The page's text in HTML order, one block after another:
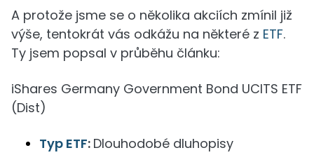
A protože jsme se o několika akciích zmínil již
výše, tentokrát vás odkážu na některé z ETF.
Ty jsem popsal v průběhu článku:
iShares Germany Government Bond UCITS ETF
(Dist)
Typ ETF: Dlouhodobé dluhopisy